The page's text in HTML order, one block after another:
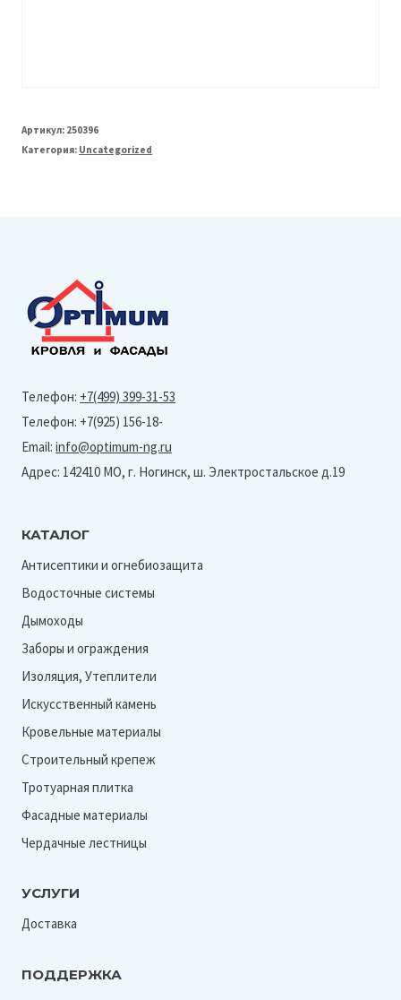
Артикул: 250396
Категория: Uncategorized
Телефон: +7(499) 399-31-53
Телефон: +7(925) 156-18-
Email: info@optimum-ng.ru
Адрес: 142410 МО, г. Ногинск, ш. Электростальское д.19
КАТАЛОГ
Антисептики и огнебиозащита
Водосточные системы
Дымоходы
Заборы и ограждения
Изоляция, Утеплители
Искусственный камень
Кровельные материалы
Строительный крепеж
Тротуарная плитка
Фасадные материалы
Чердачные лестницы
УСЛУГИ
Доставка
ПОДДЕРЖКА